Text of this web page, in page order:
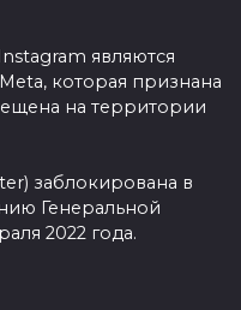
являются
которая признана
на территории
заблокирована в
Генеральной
2022 года.